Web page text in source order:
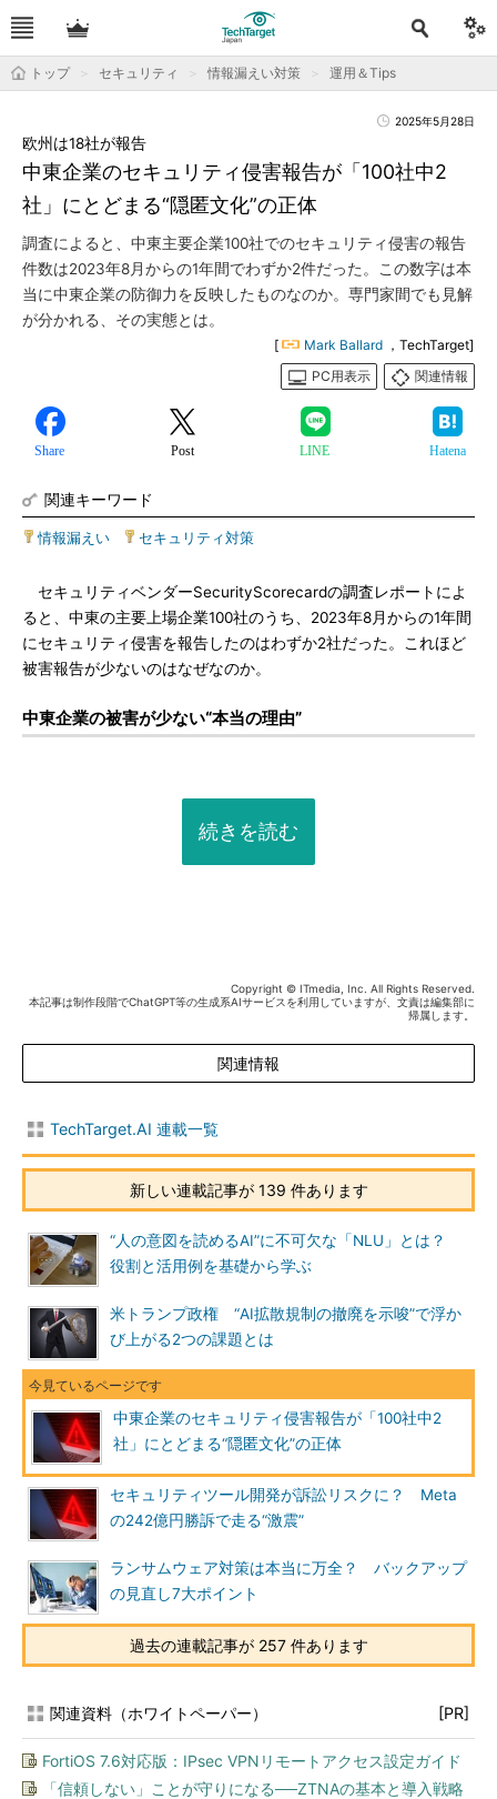
トップ セキュリティ 情報漏えい対策 運用＆Tips
2025年5月28日
中東企業のセキュリティ侵害報告が「100社中2
社」にとどまる“隠匿文化”の正体
欧州は18社が報告
調査によると、中東主要企業100社でのセキュリティ侵害の報告
件数は2023年8月からの1年間でわずか2件だった。この数字は本
当に中東企業の防御力を反映したものなのか。専門家間でも見解
が分かれる、その実態とは。
[ Mark Ballard ，TechTarget]
PC用表示
関連情報
Share Post LINE Hatena
関連キーワード
情報漏えい セキュリティ対策
セキュリティベンダーSecurityScorecardの調査レポートによ
ると、中東の主要上場企業100社のうち、2023年8月からの1年間
にセキュリティ侵害を報告したのはわずか2社だった。これほど
被害報告が少ないのはなぜなのか。
中東企業の被害が少ない“本当の理由”
続きを読む
Copyright © ITmedia, Inc. All Rights Reserved.
本記事は制作段階でChatGPT等の生成系AIサービスを利用していますが、文責は編集部に
帰属します。
関連情報
TechTarget.AI 連載一覧
新しい連載記事が 139 件あります
“人の意図を読めるAI”に不可欠な「NLU」とは？
役割と活用例を基礎から学ぶ
米トランプ政権 “AI拡散規制の撤廃を示唆”で浮か
び上がる2つの課題とは
中東企業のセキュリティ侵害報告が「100社中2
社」にとどまる“隠匿文化”の正体
セキュリティツール開発が訴訟リスクに？ Meta
の242億円勝訴で走る“激震”
ランサムウェア対策は本当に万全？ バックアップ
の見直し7大ポイント
過去の連載記事が 257 件あります
関連資料（ホワイトペーパー） [PR]
FortiOS 7.6対応版：IPsec VPNリモートアクセス設定ガイド
「信頼しない」ことが守りになる──ZTNAの基本と導入戦略